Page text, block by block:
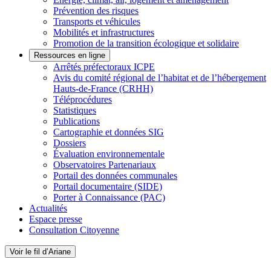
Prévention des risques
Transports et véhicules
Mobilités et infrastructures
Promotion de la transition écologique et solidaire
Ressources en ligne
Arrêtés préfectoraux ICPE
Avis du comité régional de l’habitat et de l’hébergement
Hauts-de-France (CRHH)
Téléprocédures
Statistiques
Publications
Cartographie et données SIG
Dossiers
Évaluation environnementale
Observatoires Partenariaux
Portail des données communales
Portail documentaire (SIDE)
Porter à Connaissance (PAC)
Actualités
Espace presse
Consultation Citoyenne
Voir le fil d’Ariane